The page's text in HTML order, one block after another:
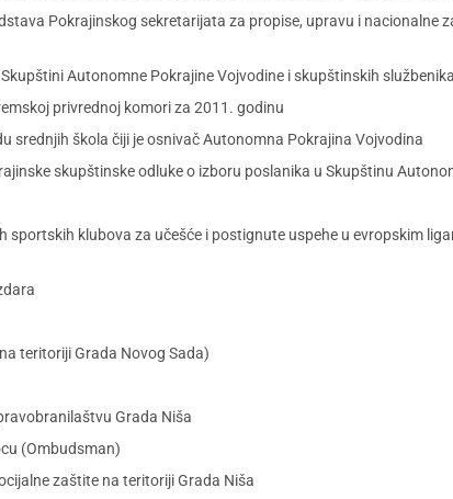
Pokrajinskog sekretarijata za propise, upravu i nacionalne
Autonomne Pokrajine Vojvodine i skupštinskih
privrednoj komori za 2011. godinu
srednjih škola čiji je osnivač Autonomna Pokrajina Vojvodina
skupštinske odluke o izboru poslanika u Skupštinu
klubova za učešće i postignute uspehe u evropskim
teritoriji Grada Novog Sada)
Grada Niša
(Ombudsman)
zaštite na teritoriji Grada Niša